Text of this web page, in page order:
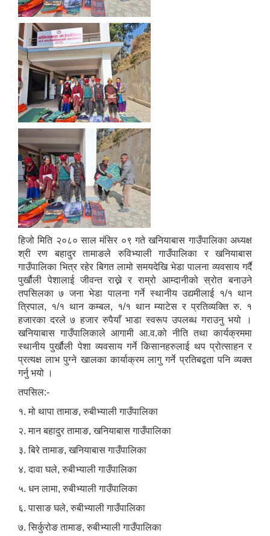
हिजो मिति २०८० साल मंसिर ०९ गते खनियाबास गाउँपालिका अध्यक्ष
श्री रण बहादुर तामाङले रुविभ्याली गाउँपालिका र खनियाबास
गाउँपालिका भित्र रहेर बिगत लामो समयदेखि भेडा पालना व्यवसाय गर्दै
पुर्खौली पेशालाई जीवन्त राख्ने र राम्रो आम्दानीको स्रोत बनाउने
तपसिलका ७ जना भेडा पालना गर्ने स्थानीय उद्यमीलाई १/१ थान
त्रिपाल, १/१ थान कम्बल, १/१ थान म्याटेस र प्रतिव्यक्ति रु. १
हजारका दरले ७ हजार रुपैयाँ भाडा स्वरूप उपलब्ध गराउनु भयो ।
खनियाबास गाउँपालिकाले आगामी आ.व.को नीति तथा कार्यक्रममा
स्थानीय पुर्खौली पेशा व्यवसाय गर्ने किसानहरुलाई थप प्रोत्साहन र
प्रत्यक्ष लाभ पुग्ने खालका कार्याक्रम लागु गर्ने प्रतिबद्वता पनि व्यक्त
गर्नु भयो ।
तपसिल:-
१. मो थापा तामाङ, रुबीभ्याली गाउँपालिका
२. मान बहादुर तामाङ, खनियाबास गाउँपालिका
३. बिरे तामाङ, खनियाबास गाउँपालिका
४. दावा घले, रुबीभ्याली गाउँपालिका
५. धन लामा, रुबीभ्याली गाउँपालिका
६. पासाङ घले, रुबीभ्याली गाउँपालिका
७. सिर्कुरोङ तामाङ, रुबीभ्याली गाउँपालिका